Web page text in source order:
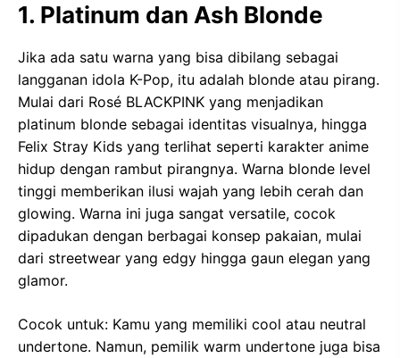
1. Platinum dan Ash Blonde
Jika ada satu warna yang bisa dibilang sebagai
langganan idola K-Pop, itu adalah blonde atau pirang.
Mulai dari Rosé BLACKPINK yang menjadikan
platinum blonde sebagai identitas visualnya, hingga
Felix Stray Kids yang terlihat seperti karakter anime
hidup dengan rambut pirangnya. Warna blonde level
tinggi memberikan ilusi wajah yang lebih cerah dan
glowing. Warna ini juga sangat versatile, cocok
dipadukan dengan berbagai konsep pakaian, mulai
dari streetwear yang edgy hingga gaun elegan yang
glamor.
Cocok untuk: Kamu yang memiliki cool atau neutral
undertone. Namun, pemilik warm undertone juga bisa